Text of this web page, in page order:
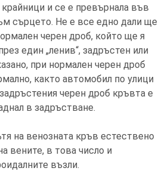
и се е превърнала във
сърцето. Не е все едно дали ще
черен дроб, който ще я
един „ленив“, задръстен или
при нормален черен дроб
както автомобил по улици
черен дроб кръвта е
в задръстване.
на венозната кръв естествено
вените, в това число и
възли.